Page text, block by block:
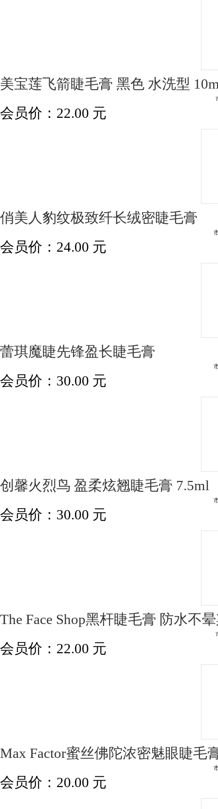
美宝莲飞箭睫毛膏 黑色 水洗型
会员价： 22.00 元
俏美人豹纹极致纤长绒密睫毛膏
会员价： 24.00 元
蕾琪魔睫先锋盈长睫毛膏
会员价： 30.00 元
创馨火烈鸟 盈柔炫翘睫毛膏 7.5ml
会员价： 30.00 元
The Face Shop黑杆睫毛膏 防水不
会员价： 22.00 元
Max Factor蜜丝佛陀浓密魅眼睫毛
会员价： 20.00 元